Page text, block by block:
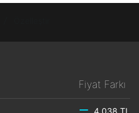
Fiyat Farkı
4.038 TL